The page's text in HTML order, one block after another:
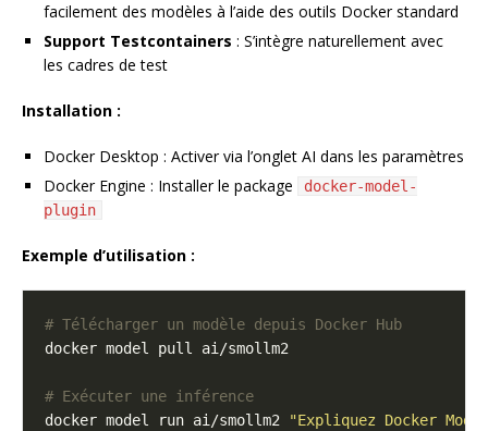
facilement des modèles à l’aide des outils Docker standard
Support Testcontainers : S’intègre naturellement avec
les cadres de test
Installation :
Docker Desktop : Activer via l’onglet AI dans les paramètres
Docker Engine : Installer le package
docker-model-
plugin
Exemple d’utilisation :
# Télécharger un modèle depuis Docker Hub
# Exécuter une inférence
docker model run ai/smollm2
"Expliquez Docker